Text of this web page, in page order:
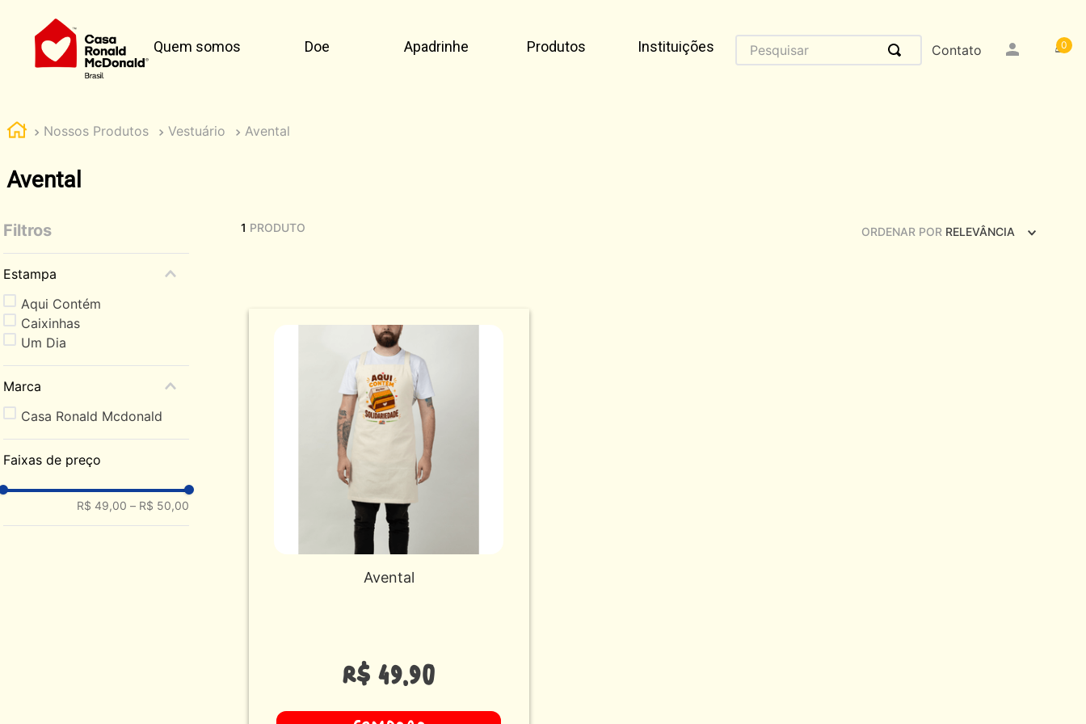
Quem somos Doe Apadrinhe Produtos Instituições Pesquisar
Contato 0
Nossos Produtos Vestuário Avental
Avental
Filtros
Estampa
Aqui Contém
Caixinhas
Um Dia
Marca
Casa Ronald Mcdonald
Faixas de preço
R$ 49,00 – R$ 50,00
1 PRODUTO ORDENAR POR RELEVÂNCIA
Avental
R$ 49,90